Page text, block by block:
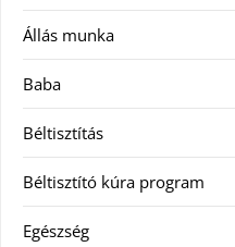
Állás munka
Baba
Béltisztítás
Béltisztító kúra program
Egészség